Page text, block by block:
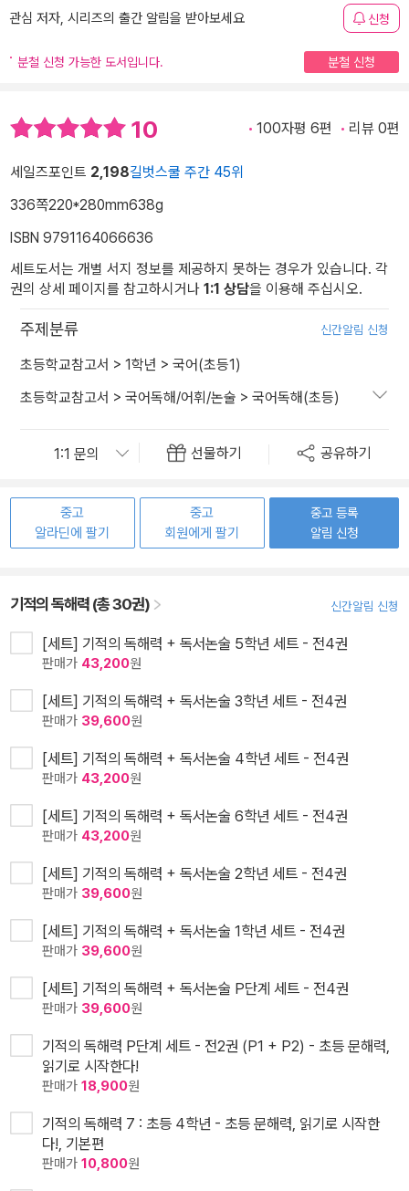
관심 저자, 시리즈의 출간 알림을 받아보세요 신청
분철 신청 가능한 도서입니다. 분철 신청
10 100자평 6편 리뷰 0편
세일즈포인트 2,198길벗스쿨 주간 45위
336쪽220*280mm638g
ISBN 9791164066636
세트도서는 개별 서지 정보를 제공하지 못하는 경우가 있습니다. 각
권의 상세 페이지를 참고하시거나 1:1 상담을 이용해 주십시오.
주제분류 신간알림 신청
초등학교참고서 > 1학년 > 국어(초등1)
초등학교참고서 > 국어독해/어휘/논술 > 국어독해(초등)
선물하기 공유하기
중고
알라딘에 팔기
중고
회원에게 팔기
중고 등록
알림 신청
기적의 독해력 (총 30권) 신간알림 신청
[세트] 기적의 독해력 + 독서논술 5학년 세트 - 전4권
판매가 43,200원
[세트] 기적의 독해력 + 독서논술 3학년 세트 - 전4권
판매가 39,600원
[세트] 기적의 독해력 + 독서논술 4학년 세트 - 전4권
판매가 43,200원
[세트] 기적의 독해력 + 독서논술 6학년 세트 - 전4권
판매가 43,200원
[세트] 기적의 독해력 + 독서논술 2학년 세트 - 전4권
판매가 39,600원
[세트] 기적의 독해력 + 독서논술 1학년 세트 - 전4권
판매가 39,600원
[세트] 기적의 독해력 + 독서논술 P단계 세트 - 전4권
판매가 39,600원
기적의 독해력 P단계 세트 - 전2권 (P1 + P2) - 초등 문해력,
읽기로 시작한다!
판매가 18,900원
기적의 독해력 7 : 초등 4학년 - 초등 문해력, 읽기로 시작한
다!, 기본편
판매가 10,800원